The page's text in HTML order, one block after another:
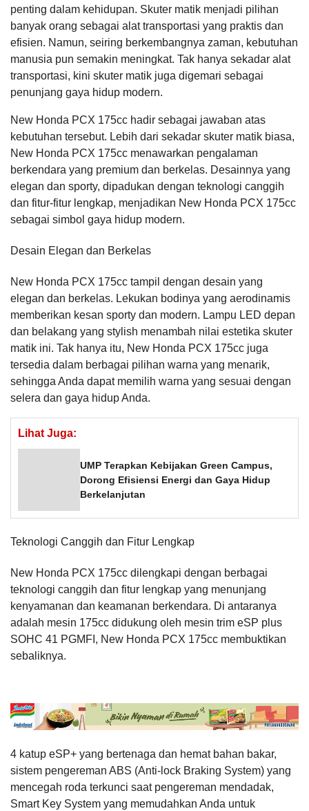
penting dalam kehidupan. Skuter matik menjadi pilihan
banyak orang sebagai alat transportasi yang praktis dan
efisien. Namun, seiring berkembangnya zaman, kebutuhan
manusia pun semakin meningkat. Tak hanya sekadar alat
transportasi, kini skuter matik juga digemari sebagai
penunjang gaya hidup modern.
New Honda PCX 175cc hadir sebagai jawaban atas
kebutuhan tersebut. Lebih dari sekadar skuter matik biasa,
New Honda PCX 175cc menawarkan pengalaman
berkendara yang premium dan berkelas. Desainnya yang
elegan dan sporty, dipadukan dengan teknologi canggih
dan fitur-fitur lengkap, menjadikan New Honda PCX 175cc
sebagai simbol gaya hidup modern.
Desain Elegan dan Berkelas
New Honda PCX 175cc tampil dengan desain yang
elegan dan berkelas. Lekukan bodinya yang aerodinamis
memberikan kesan sporty dan modern. Lampu LED depan
dan belakang yang stylish menambah nilai estetika skuter
matik ini. Tak hanya itu, New Honda PCX 175cc juga
tersedia dalam berbagai pilihan warna yang menarik,
sehingga Anda dapat memilih warna yang sesuai dengan
selera dan gaya hidup Anda.
Lihat Juga:
UMP Terapkan Kebijakan Green Campus,
Dorong Efisiensi Energi dan Gaya Hidup
Berkelanjutan
Teknologi Canggih dan Fitur Lengkap
New Honda PCX 175cc dilengkapi dengan berbagai
teknologi canggih dan fitur lengkap yang menunjang
kenyamanan dan keamanan berkendara. Di antaranya
adalah mesin 175cc didukung oleh mesin trim eSP plus
SOHC 41 PGMFI, New Honda PCX 175cc membuktikan
sebaliknya.
4 katup eSP+ yang bertenaga dan hemat bahan bakar,
sistem pengereman ABS (Anti-lock Braking System) yang
mencegah roda terkunci saat pengereman mendadak,
Smart Key System yang memudahkan Anda untuk